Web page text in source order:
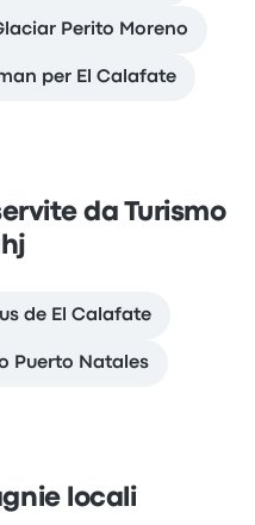
Perito Moreno
per El Calafate
da Turismo
de El Calafate
Puerto Natales
locali